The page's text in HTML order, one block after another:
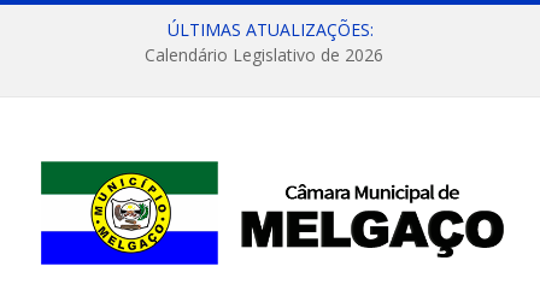
ÚLTIMAS ATUALIZAÇÕES:
Calendário Legislativo de 2026